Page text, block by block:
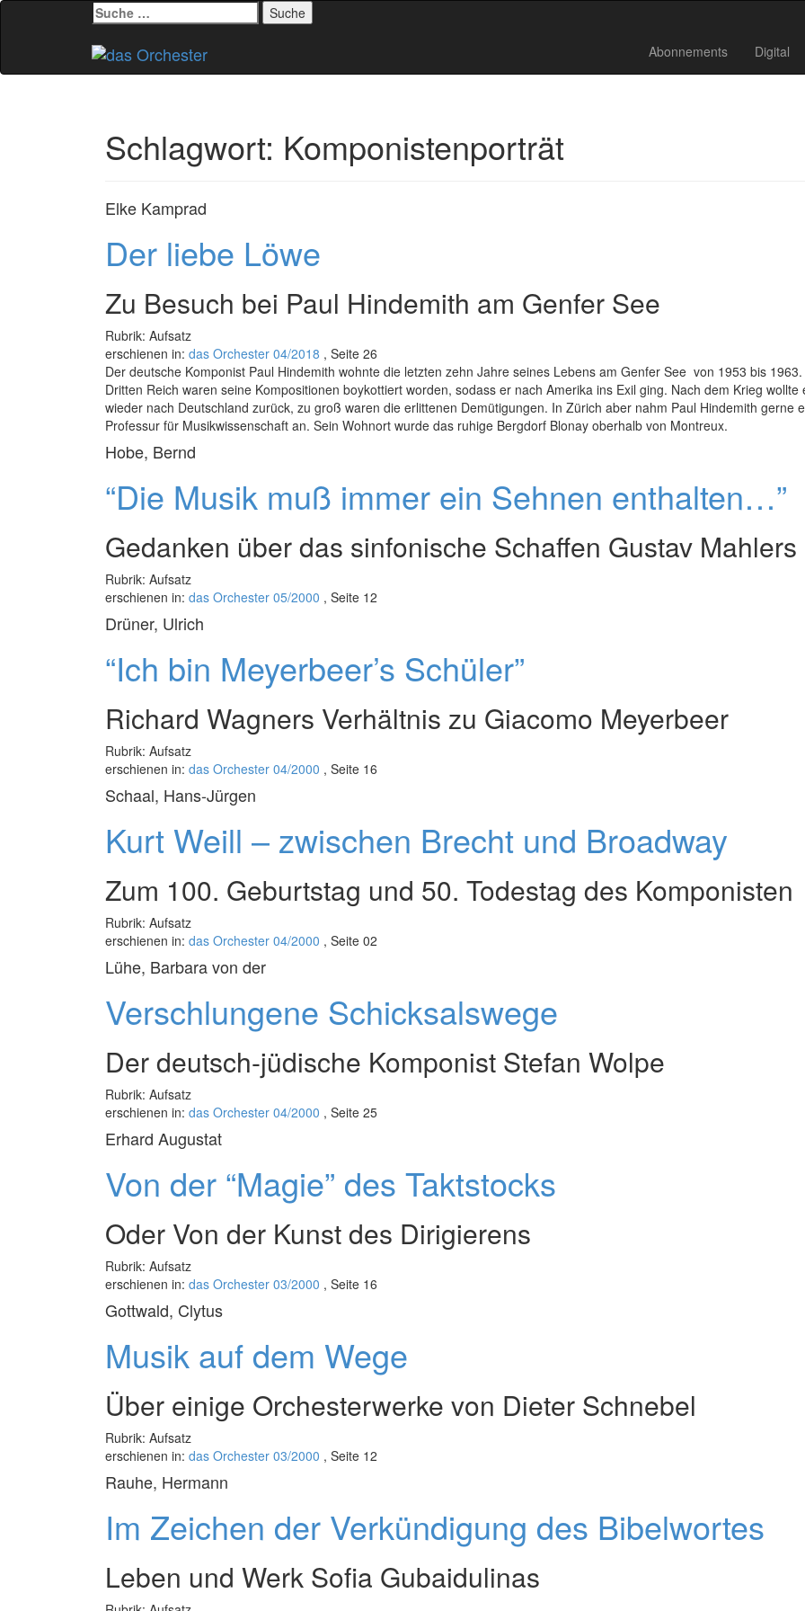
Suche
nach:
springen
Abonnements Digital
Schlagwort: Komponistenporträt
Elke Kamprad
Der liebe Löwe
Zu Besuch bei Paul Hindemith am Genfer See
Rubrik: Aufsatz
erschienen in: das Orchester 04/2018 , Seite 26
Der deutsche Komponist Paul Hindemith wohnte die letzten zehn Jahre seines Lebens am Genfer See  von 1953 bis
Dritten Reich waren seine Kompositionen boykottiert worden, sodass er nach Amerika ins Exil ging. Nach dem Krieg wollte
wieder nach Deutschland zurück, zu groß waren die erlittenen Demütigungen. In Zürich aber nahm Paul Hindemith gerne
Professur für Musikwissenschaft an. Sein Wohnort wurde das ruhige Bergdorf Blonay oberhalb von Montreux.
Hobe, Bernd
“Die Musik muß immer ein Sehnen enthalten…”
Gedanken über das sinfonische Schaffen Gustav Mahlers
Rubrik: Aufsatz
erschienen in: das Orchester 05/2000 , Seite 12
Drüner, Ulrich
“Ich bin Meyerbeer’s Schüler”
Richard Wagners Verhältnis zu Giacomo Meyerbeer
Rubrik: Aufsatz
erschienen in: das Orchester 04/2000 , Seite 16
Schaal, Hans-Jürgen
Kurt Weill – zwischen Brecht und Broadway
Zum 100. Geburtstag und 50. Todestag des Komponisten
Rubrik: Aufsatz
erschienen in: das Orchester 04/2000 , Seite 02
Lühe, Barbara von der
Verschlungene Schicksalswege
Der deutsch-jüdische Komponist Stefan Wolpe
Rubrik: Aufsatz
erschienen in: das Orchester 04/2000 , Seite 25
Erhard Augustat
Von der “Magie” des Taktstocks
Oder Von der Kunst des Dirigierens
Rubrik: Aufsatz
erschienen in: das Orchester 03/2000 , Seite 16
Gottwald, Clytus
Musik auf dem Wege
Über einige Orchesterwerke von Dieter Schnebel
Rubrik: Aufsatz
erschienen in: das Orchester 03/2000 , Seite 12
Rauhe, Hermann
Im Zeichen der Verkündigung des Bibelwortes
Leben und Werk Sofia Gubaidulinas